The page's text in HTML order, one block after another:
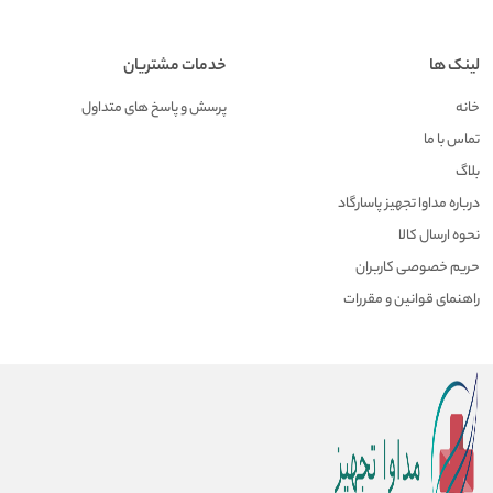
لینک ها
خانه
تماس با ما
بلاگ
درباره مداوا تجهیز پاسارگاد
نحوه ارسال کالا
حریم خصوصی کاربران
راهنمای قوانین و مقررات
خدمات مشتریان
پرسش و پاسخ های متداول